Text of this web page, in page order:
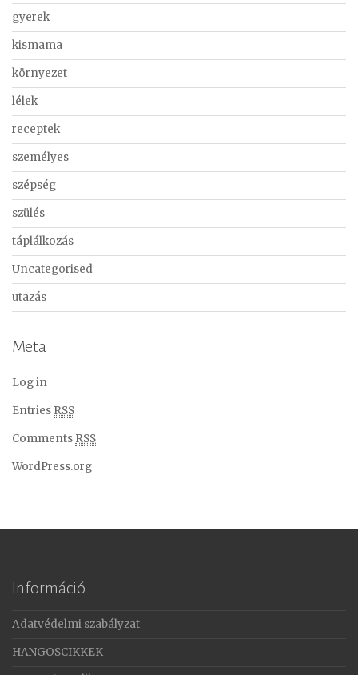
gyerek
kismama
környezet
lélek
receptek
személyes
szépség
szülés
táplálkozás
Uncategorised
utazás
Meta
Log in
Entries RSS
Comments RSS
WordPress.org
Információ
Adatvédelmi szabályzat
HANGOSCIKKEK